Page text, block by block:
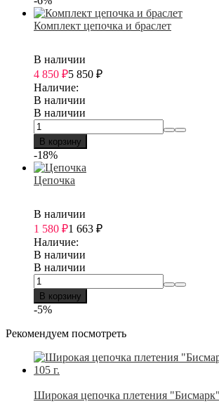
Комплект цепочка и браслет
В наличии
4 850 ₽5 850 ₽
Наличие:
В наличии
В наличии
В корзину
-18%
Цепочка
В наличии
1 580 ₽1 663 ₽
Наличие:
В наличии
В наличии
В корзину
-5%
Рекомендуем посмотреть
Широкая цепочка плетения